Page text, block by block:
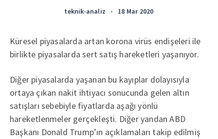
teknik-analiz • 18 Mar 2020
Küresel piyasalarda artan korona virüs endişeleri ile
birlikte piyasalarda sert satış hareketleri yaşanıyor.
Diğer piyasalarda yaşanan bu kayıplar dolayısıyla
ortaya çıkan nakit ihtiyacı sonucunda gelen altın
satışları sebebiyle fiyatlarda aşağı yönlü
hareketlenmeler gerçekleşti. Diğer yandan ABD
Başkanı Donald Trump’ın açıklamaları takip edilmiş